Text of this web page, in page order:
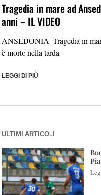
Tragedia in mare ad
anni – IL VIDEO
ANSEDONIA. Tragedia in
è morto nella tarda
LEGGI DI PIÙ
ULTIMI ARTICOLI